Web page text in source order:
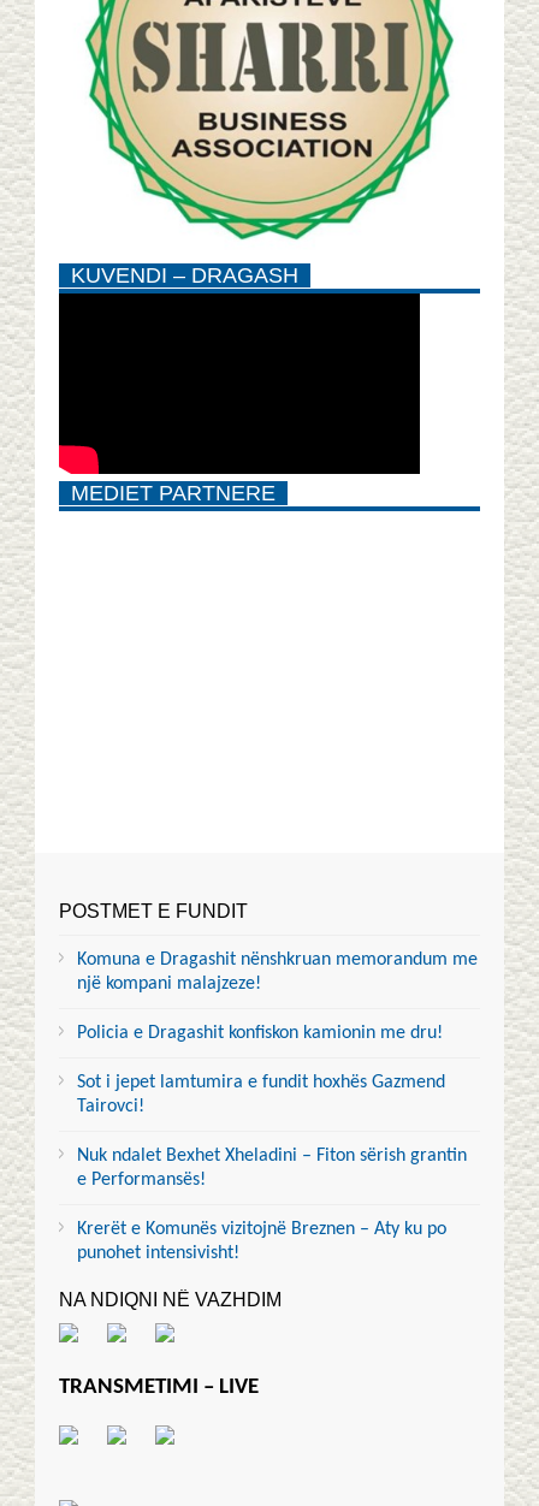
KUVENDI – DRAGASH
MEDIET PARTNERE
POSTMET E FUNDIT
Komuna e Dragashit nënshkruan memorandum me
një kompani malajzeze!
Policia e Dragashit konfiskon kamionin me dru!
Sot i jepet lamtumira e fundit hoxhës Gazmend
Tairovci!
Nuk ndalet Bexhet Xheladini – Fiton sërish grantin
e Performansës!
Krerët e Komunës vizitojnë Breznen – Aty ku po
punohet intensivisht!
NA NDIQNI NË VAZHDIM
TRANSMETIMI – LIVE